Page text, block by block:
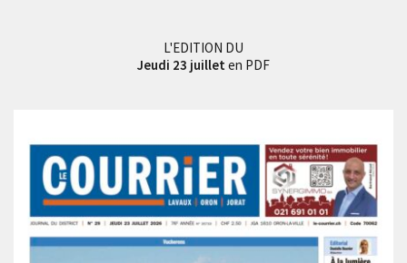
L'EDITION DU
Jeudi 23 juillet en PDF